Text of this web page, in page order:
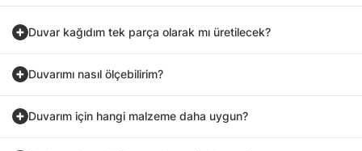
Duvar kağıdım tek parça olarak mı üretilecek?
Duvarımı nasıl ölçebilirim?
Duvarım için hangi malzeme daha uygun?